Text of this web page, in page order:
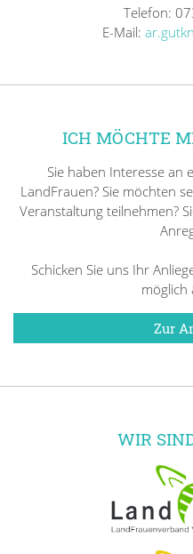
Telefon:
E-Mail:
ICH MÖCHTE
Sie haben Interesse an
LandFrauen? Sie möchten
Veranstaltung teilnehmen?
Schicken Sie uns Ihr
möglich
Zur
WIR